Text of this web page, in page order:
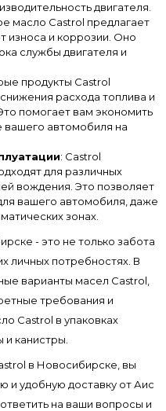
двигателя.
масло Castrol предлагает
износа и коррозии. Оно
службы двигателя и
продукты Castrol
расхода топлива и
помогает вам экономить
вашего автомобиля на
: Castrol
для различных
вождения. Это позволяет
вашего автомобиля, даже
зонах.
- это не только забота
личных потребностях. В
варианты масел Castrol,
требования и
Castrol в упаковках
канистры.
в Новосибирске, вы
и удобную доставку от Аис
на ваши вопросы и